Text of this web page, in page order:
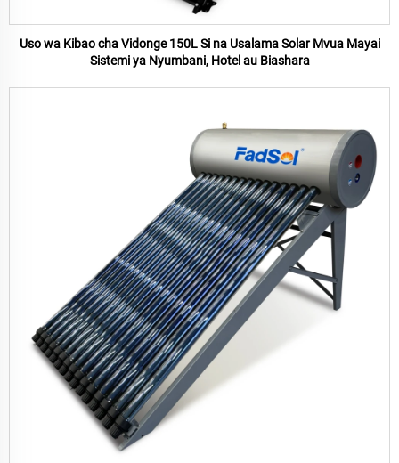
Uso wa Kibao cha Vidonge 150L Si na Usalama Solar Mvua Mayai
Sistemi ya Nyumbani, Hotel au Biashara